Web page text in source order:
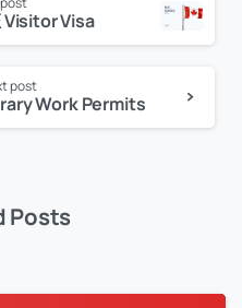
Visitor Visa
post
Work Permits
Posts